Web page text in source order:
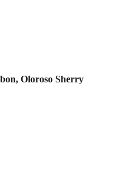
Oloroso Sherry